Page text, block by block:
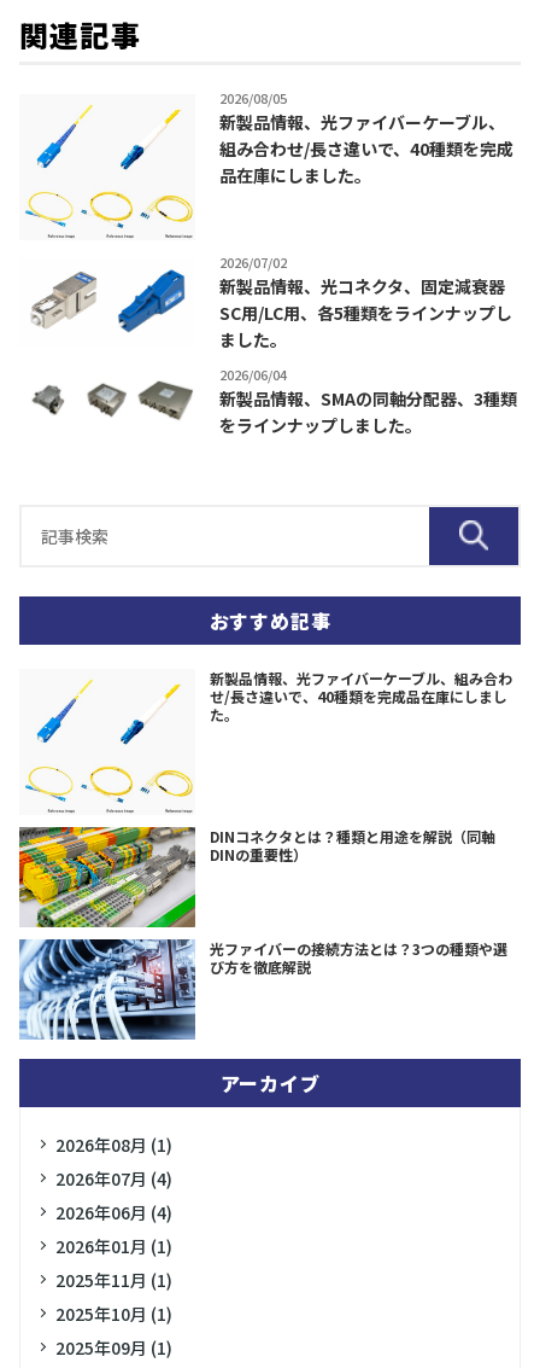
関連記事
2026/08/05
新製品情報、光ファイバーケーブル、
組み合わせ/長さ違いで、40種類を完成
品在庫にしました。
2026/07/02
新製品情報、光コネクタ、固定減衰器
SC用/LC用、各5種類をラインナップし
ました。
2026/06/04
新製品情報、SMAの同軸分配器、3種類
をラインナップしました。
おすすめ記事
新製品情報、光ファイバーケーブル、組み合わ
せ/長さ違いで、40種類を完成品在庫にしまし
た。
DINコネクタとは？種類と用途を解説（同軸
DINの重要性）
光ファイバーの接続方法とは？3つの種類や選
び方を徹底解説
アーカイブ
2026年08月 (1)
2026年07月 (4)
2026年06月 (4)
2026年01月 (1)
2025年11月 (1)
2025年10月 (1)
2025年09月 (1)